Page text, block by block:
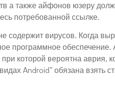
а также айфонов юзеру
потребованной ссылке.
вирусов. Когда
программное
которой вероятна
Android” обязана взять